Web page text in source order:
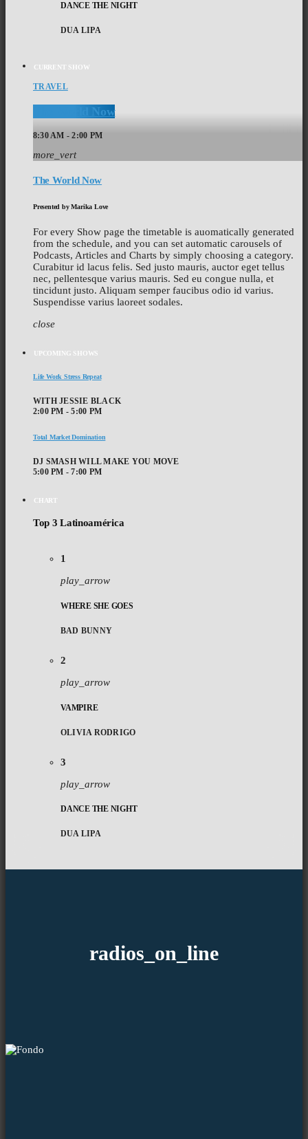
DANCE THE NIGHT
DUA LIPA
CURRENT SHOW
TRAVEL
The World Now
8:30 AM - 2:00 PM
more_vert
The World Now
Presented by Marika Love
For every Show page the timetable is auomatically generated
from the schedule, and you can set automatic carousels of
Podcasts, Articles and Charts by simply choosing a category.
Curabitur id lacus felis. Sed justo mauris, auctor eget tellus
nec, pellentesque varius mauris. Sed eu congue nulla, et
tincidunt justo. Aliquam semper faucibus odio id varius.
Suspendisse varius laoreet sodales.
close
UPCOMING SHOWS
Life Work Stress Repeat
WITH JESSIE BLACK
2:00 PM - 5:00 PM
Total Market Domination
DJ SMASH WILL MAKE YOU MOVE
5:00 PM - 7:00 PM
CHART
Top 3 Latinoamérica
1
play_arrow
WHERE SHE GOES
BAD BUNNY
2
play_arrow
VAMPIRE
OLIVIA RODRIGO
3
play_arrow
DANCE THE NIGHT
DUA LIPA
radios_on_line